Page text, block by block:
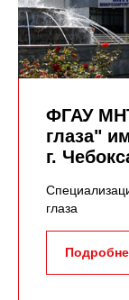
ФГАУ
глаза"
г.
глаза